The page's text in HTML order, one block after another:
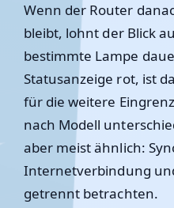
Wenn der Router
bleibt, lohnt der Blick
bestimmte Lampe
Statusanzeige rot, ist
für die weitere
nach Modell
aber meist ähnlich:
Internetverbindung
getrennt betrachten.